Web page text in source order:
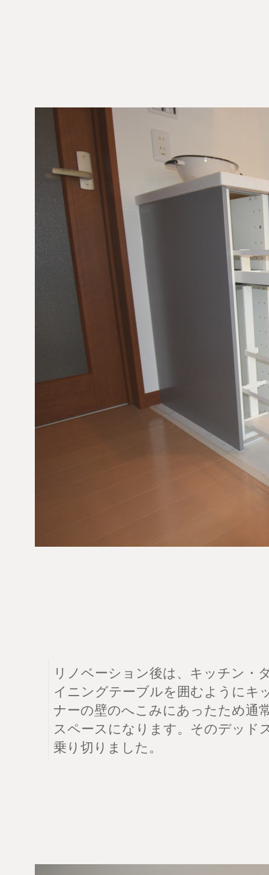
リノベーション後は、キッチン・
イニングテーブルを囲むようにキ
ナーの壁のへこみにあったため通
スペースになります。そのデッド
乗り切りました。